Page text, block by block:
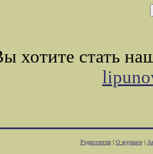
хотите стать
Редколлегия| О журнале|